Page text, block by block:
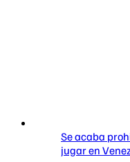
Se acaba
jugar en